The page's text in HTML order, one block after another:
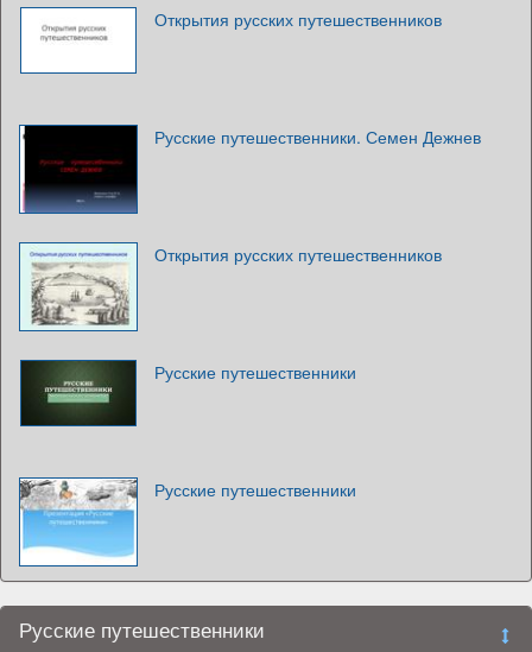
Открытия русских путешественников
Русские путешественники. Семен Дежнев
Открытия русских путешественников
Русские путешественники
Русские путешественники
Русские путешественники